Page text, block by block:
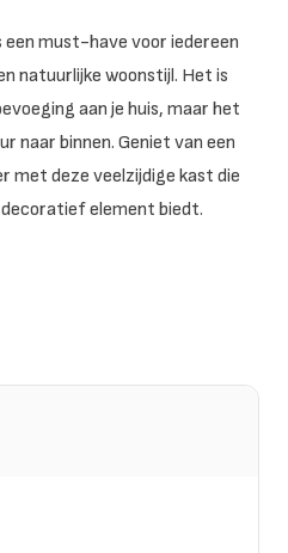
must-have voor iedereen
natuurlijke woonstijl. Het is
aan je huis, maar het
naar binnen. Geniet van een
met deze veelzijdige kast die
element biedt.